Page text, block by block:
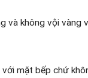
và không vội vàng
mặt bếp chứ